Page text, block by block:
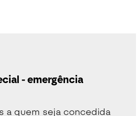
- emergência
a quem seja concedida